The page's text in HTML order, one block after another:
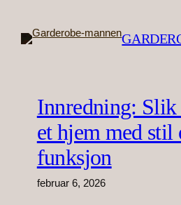
innhold
Innredning: Slik
et hjem med stil
funksjon
februar 6, 2026